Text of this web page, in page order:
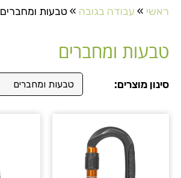
ראשי » עבודה בגובה » טבעות ומחברים
טבעות ומחברים
סינון מוצרים: